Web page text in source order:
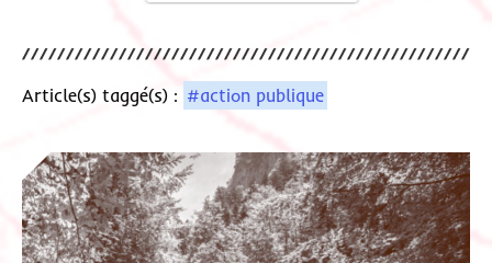
Article(s) taggé(s) : #action publique